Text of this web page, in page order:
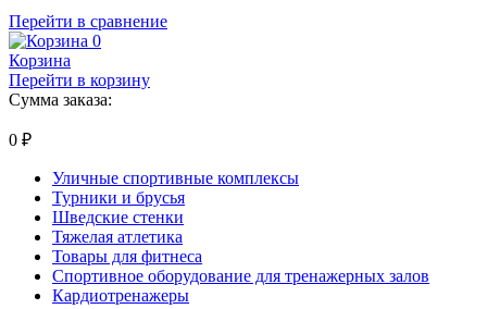
Перейти в сравнение
0
Корзина
Перейти в корзину
Сумма заказа:
0 ₽
Уличные спортивные комплексы
Турники и брусья
Шведские стенки
Тяжелая атлетика
Товары для фитнеса
Спортивное оборудование для тренажерных залов
Кардиотренажеры